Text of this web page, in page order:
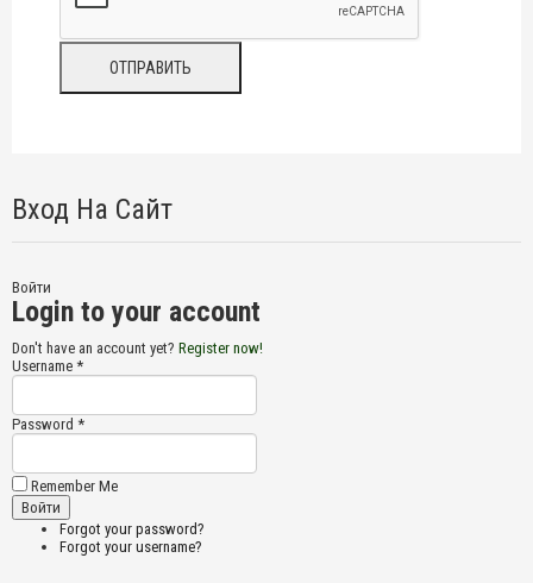
Вход На Сайт
Войти
Login to your account
Don't have an account yet? Register now!
Username *
Password *
Remember Me
Forgot your password?
Forgot your username?